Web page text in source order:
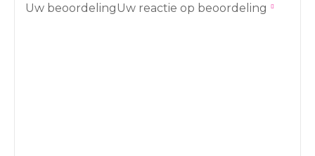
Uw beoordelingUw reactie op beoordeling